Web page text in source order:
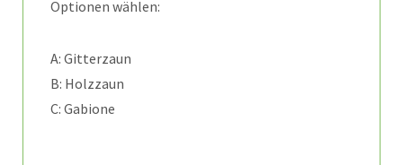
Optionen wählen:
A: Gitterzaun
B: Holzzaun
C: Gabione